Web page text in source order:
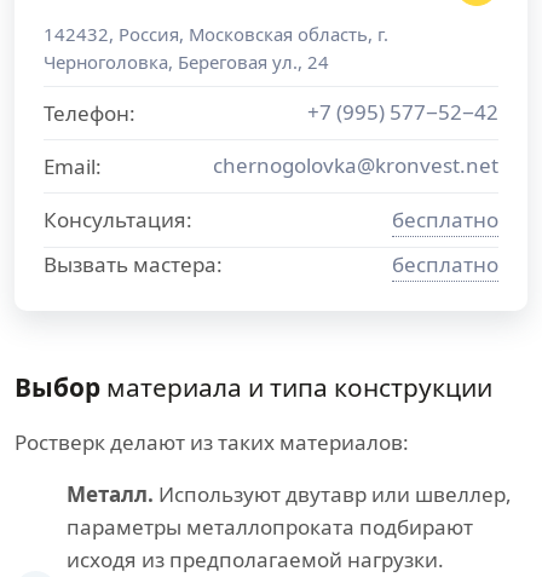
142432, Россия, Московская область, г.
Черноголовка, Береговая ул., 24
Телефон:
+7 (995) 577−52−42
Email:
chernogolovka@kronvest.net
Консультация:
бесплатно
Вызвать мастера:
бесплатно
Выбор материала и типа конструкции
Ростверк делают из таких материалов:
Металл. Используют двутавр или швеллер,
параметры металлопроката подбирают
исходя из предполагаемой нагрузки.